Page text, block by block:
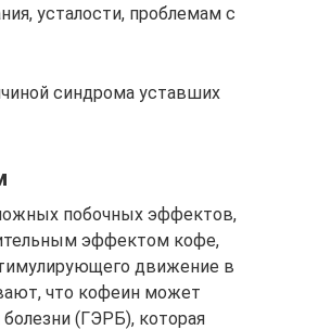
усталости, проблемам с
синдрома уставших
побочных эффектов,
эффектом кофе,
движение в
что кофеин может
(ГЭРБ), которая